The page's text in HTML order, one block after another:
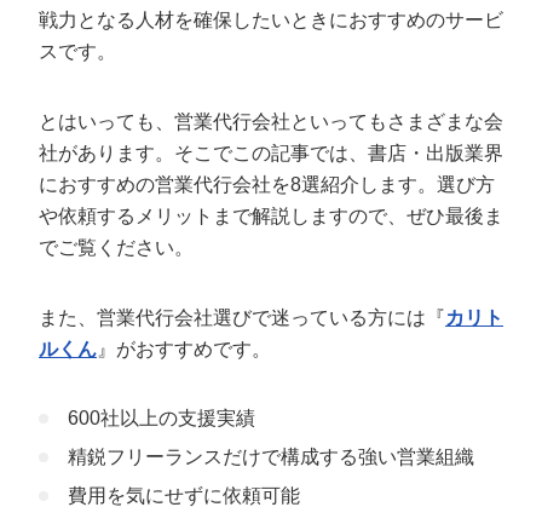
YouTubeディレクター
ミッション・ビジョン・バリュー
取締役メッセージ（株本祐己）
業務委託
認定パートナー
動画ディレクター
インターン
正社員
マーケマネージャー
戦力となる人材を確保したいときにおすすめのサービ
スです。
とはいっても、営業代行会社といってもさまざまな会
社があります。そこでこの記事では、書店・出版業界
におすすめの営業代行会社を8選紹介します。選び方
や依頼するメリットまで解説しますので、ぜひ最後ま
でご覧ください。
また、営業代行会社選びで迷っている方には『カリト
ルくん 』がおすすめです。
600社以上の支援実績
精鋭フリーランスだけで構成する強い営業組織
費用を気にせずに依頼可能